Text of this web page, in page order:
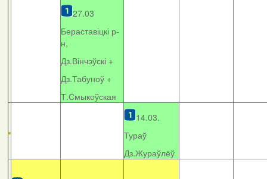
27.03
Бераставіцкі р-
н,
Дз.Вінчэўскі +
Дз.Табуноў +
Т.Смыкоўская
14.03.
Тураў
Дз.Жураўлёў